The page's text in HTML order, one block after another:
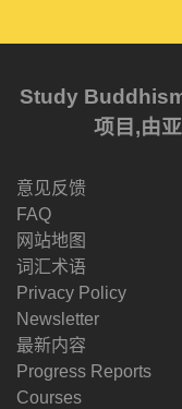
Study
项目,由
意见反馈
FAQ
网站地图
词汇术语
Privacy Policy
Newsletter
最新内容
Progress Reports
Courses